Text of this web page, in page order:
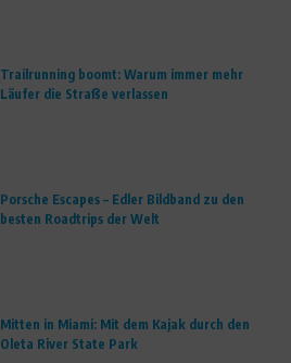
Trailrunning boomt: Warum immer mehr
Läufer die Straße verlassen
Porsche Escapes – Edler Bildband zu den
besten Roadtrips der Welt
Mitten in Miami: Mit dem Kajak durch den
Oleta River State Park